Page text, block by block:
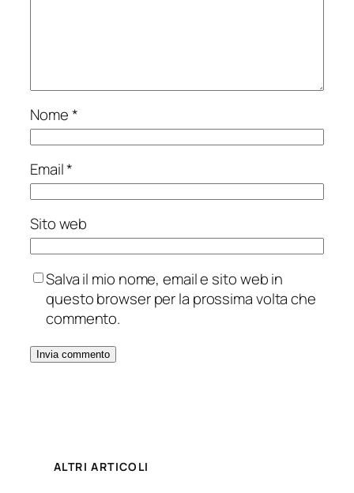
Nome*
Email*
Sito web
Salva il mio nome, email e sito web in
questo browser per la prossima volta che
commento.
ALTRI ARTICOLI